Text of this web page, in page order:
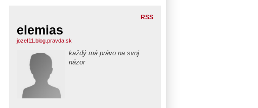
RSS
elemias
jozef11.blog.pravda.sk
každý má právo na svoj
názor